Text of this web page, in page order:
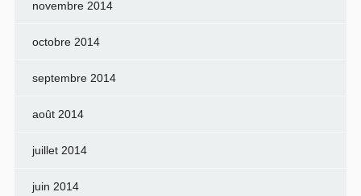
novembre 2014
octobre 2014
septembre 2014
août 2014
juillet 2014
juin 2014